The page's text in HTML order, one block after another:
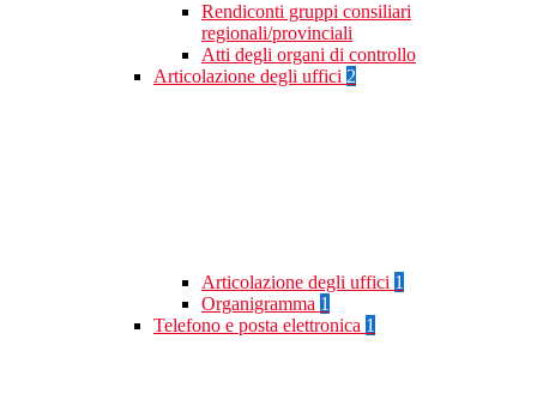
Rendiconti gruppi consiliari
regionali/provinciali
Atti degli organi di controllo
Articolazione degli uffici 2
Articolazione degli uffici 1
Organigramma 1
Telefono e posta elettronica 1